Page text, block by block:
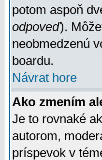
potom aspoň
odpoveď).
neobmedzenú
boardu.
Návrat hore
Ako zmením
Je to rovnaké
autorom,
príspevok v